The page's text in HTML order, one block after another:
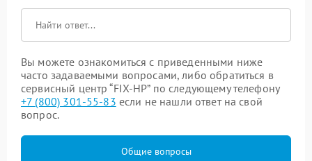
Вы можете ознакомиться с приведенными ниже
часто задаваемыми вопросами, либо обратиться в
сервисный центр “FIX-HP” по следующему телефону
+7 (800) 301-55-83 если не нашли ответ на свой
вопрос.
Общие вопросы